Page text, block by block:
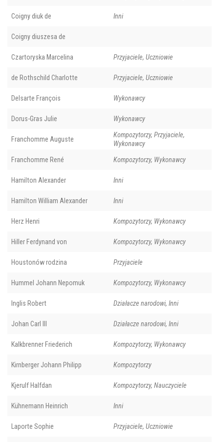
Coigny diuk de Inni
Coigny diuszesa de
Czartoryska Marcelina Przyjaciele, Uczniowie
de Rothschild Charlotte Przyjaciele, Uczniowie
Delsarte François Wykonawcy
Dorus-Gras Julie Wykonawcy
Franchomme Auguste
Kompozytorzy, Przyjaciele,
Wykonawcy
Franchomme René Kompozytorzy, Wykonawcy
Hamilton Alexander Inni
Hamilton William Alexander Inni
Herz Henri Kompozytorzy, Wykonawcy
Hiller Ferdynand von Kompozytorzy, Wykonawcy
Houstonów rodzina Przyjaciele
Hummel Johann Nepomuk Kompozytorzy, Wykonawcy
Inglis Robert Działacze narodowi, Inni
Johan Carl III Działacze narodowi, Inni
Kalkbrenner Friederich Kompozytorzy, Wykonawcy
Kirnberger Johann Philipp Kompozytorzy
Kjerulf Halfdan Kompozytorzy, Nauczyciele
Kühnemann Heinrich Inni
Laporte Sophie Przyjaciele, Uczniowie